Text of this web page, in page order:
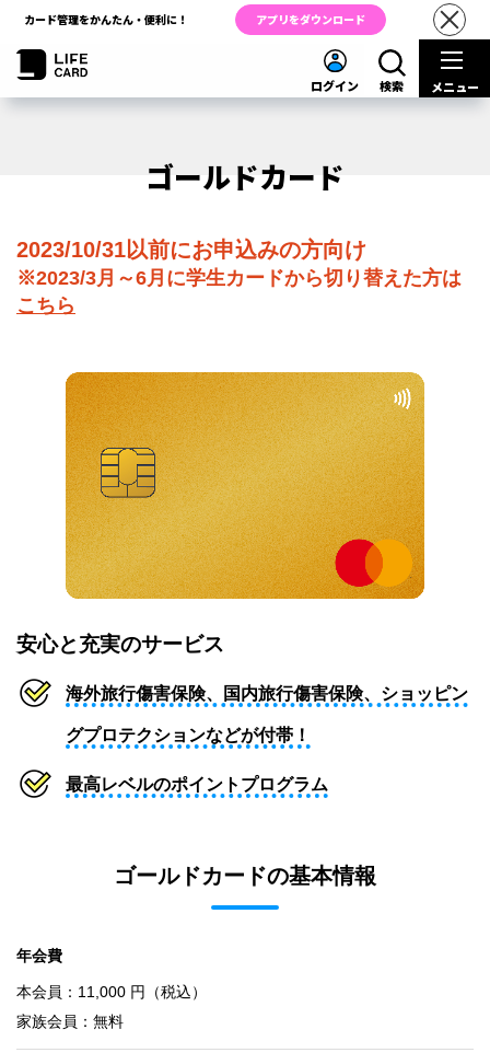
カード管理をかんたん・便利に！ アプリをダウンロード
ログイン 検索 メニュー
ゴールドカード
2023/10/31以前にお申込みの方向け
※2023/3月～6月に学生カードから切り替えた方は
こちら
安心と充実のサービス
海外旅行傷害保険、国内旅行傷害保険、ショッピン
グプロテクションなどが付帯！
最高レベルのポイントプログラム
ゴールドカードの基本情報
年会費
本会員：11,000 円（税込）
家族会員：無料